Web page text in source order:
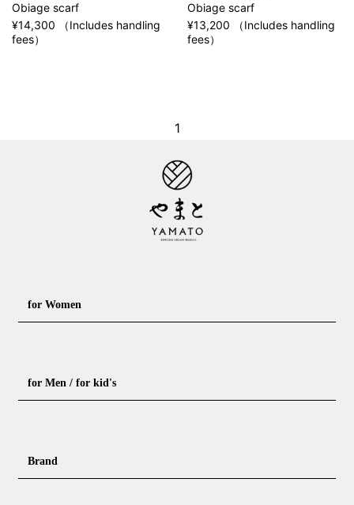
Obiage scarf
¥14,300 （Includes handling
fees）
Obiage scarf
¥13,200 （Includes handling
fees）
1
for Women
Casual kimono Outerwear
for Men / for kid's
Men's Yukata Obi for men
Brand